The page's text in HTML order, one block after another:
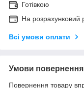
Готівкою
На розрахунковий
Всі умови оплати
Умови повернення
Повернення товару